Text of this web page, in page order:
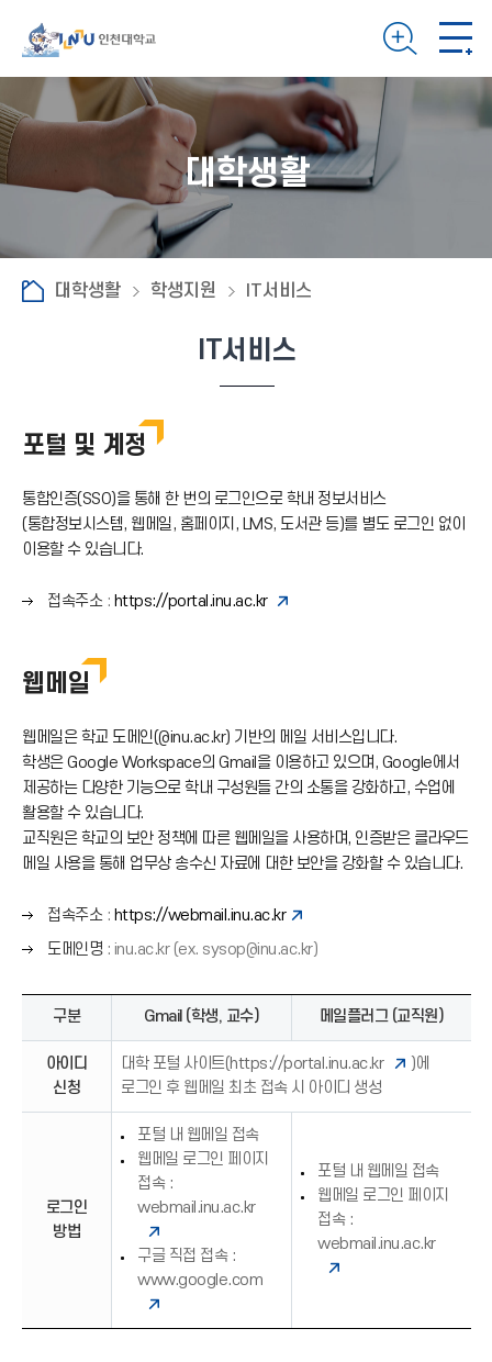
대학생활
대학생활 학생지원 IT서비스
IT서비스
포털 및 계정
통합인증(SSO)을 통해 한 번의 로그인으로 학내 정보서비스
(통합정보시스템, 웹메일, 홈페이지, LMS, 도서관 등)를 별도 로그인 없이
이용할 수 있습니다.
오
화
살
(
→
)
접속주소: https://portal.inu.ac.kr
웹메일
웹메일은 학교 도메인(@inu.ac.kr) 기반의 메일 서비스입니다.
학생은 Google Workspace의 Gmail을 이용하고 있으며, Google에서
제공하는 다양한 기능으로 학내 구성원들 간의 소통을 강화하고, 수업에
활용할 수 있습니다.
교직원은 학교의 보안 정책에 따른 웹메일을 사용하며, 인증받은 클라우드
메일 사용을 통해 업무상 송수신 자료에 대한 보안을 강화할 수 있습니다.
오
른
쪽
살
(
→
접속주소: https://webmail.inu.ac.kr
오
쪽
화
살
표
→
도메인명 : inu.ac.kr (ex. sysop@inu.ac.kr)
구분 Gmail (학생, 교수) 메일플러그 (교직원)
아이디
신청
대학 포털 사이트(https://portal.inu.ac.kr
)에
로그인 후 웹메일 최초 접속 시 아이디 생성
로그인
방법
포털 내 웹메일 접속
웹메일 로그인 페이지
접속 :
webmail.inu.ac.kr
구글 직접 접속 :
www.google.com
포털 내 웹메일 접속
웹메일 로그인 페이지
접속 :
webmail.inu.ac.kr